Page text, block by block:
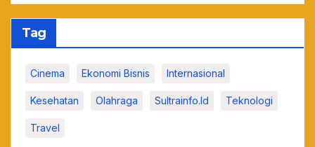
Tag
Cinema Ekonomi Bisnis Internasional
Kesehatan Olahraga Sultrainfo.id Teknologi
Travel